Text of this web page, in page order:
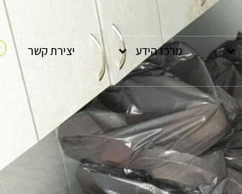
מרכז הידע יצירת קשר